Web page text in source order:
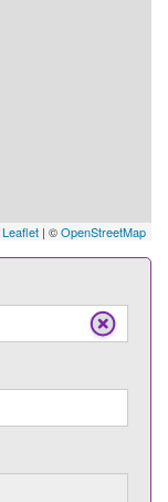
Leaflet | ©OpenStreetMap